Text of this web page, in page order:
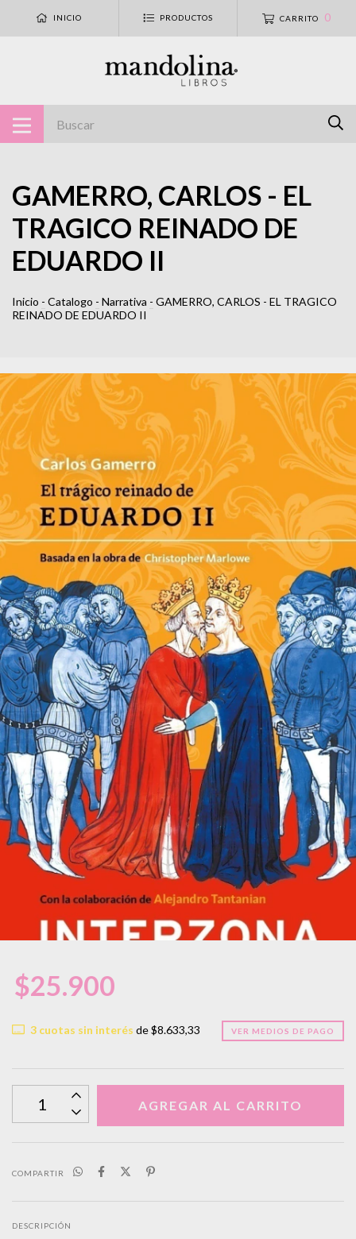
INICIO PRODUCTOS CARRITO 0
GAMERRO, CARLOS - EL
TRAGICO REINADO DE
EDUARDO II
Inicio - Catalogo - Narrativa - GAMERRO, CARLOS - EL TRAGICO
REINADO DE EDUARDO II
$25.900
3cuotas sin interés de$8.633,33 VER MEDIOS DE PAGO
COMPARTIR
DESCRIPCIÓN